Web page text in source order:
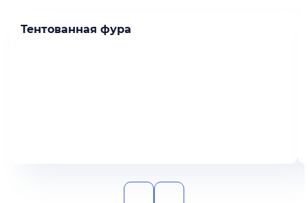
Тентованная фура